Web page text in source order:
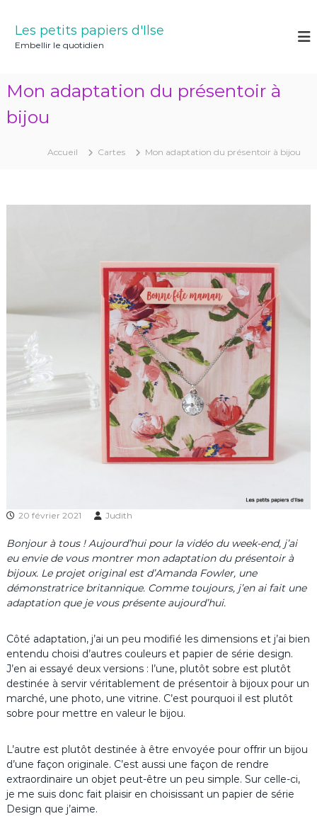
Les petits papiers d'Ilse
Embellir le quotidien
Mon adaptation du présentoir à
bijou
Accueil Cartes Mon adaptation du présentoir à bijou
20 février 2021 Judith
Bonjour à tous ! Aujourd’hui pour la vidéo du week-end, j’ai
eu envie de vous montrer mon adaptation du présentoir à
bijoux. Le projet original est d’Amanda Fowler, une
démonstratrice britannique. Comme toujours, j’en ai fait une
adaptation que je vous présente aujourd’hui.
Côté adaptation, j’ai un peu modifié les dimensions et j’ai bien
entendu choisi d’autres couleurs et papier de série design.
J’en ai essayé deux versions : l’une, plutôt sobre est plutôt
destinée à servir véritablement de présentoir à bijoux pour un
marché, une photo, une vitrine. C’est pourquoi il est plutôt
sobre pour mettre en valeur le bijou.
L’autre est plutôt destinée à être envoyée pour offrir un bijou
d’une façon originale. C’est aussi une façon de rendre
extraordinaire un objet peut-être un peu simple. Sur celle-ci,
je me suis donc fait plaisir en choisissant un papier de série
Design que j’aime.